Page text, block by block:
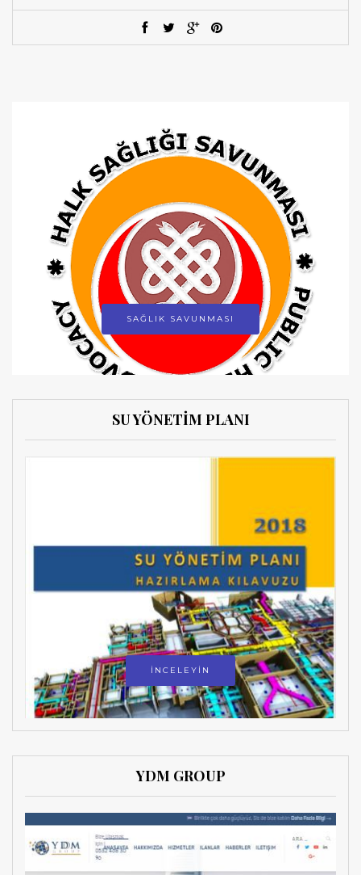
SAĞLIK SAVUNMASI
SU YÖNETİM PLANI
İNCELEYİN
YDM GROUP